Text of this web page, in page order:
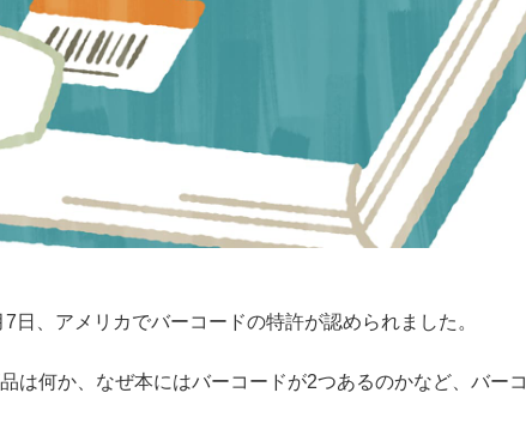
日、アメリカでバーコードの特許が認められました。
は何か、なぜ本にはバーコードが2つあるのかなど、バーコ